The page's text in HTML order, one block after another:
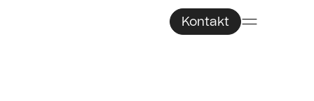
Kontakt